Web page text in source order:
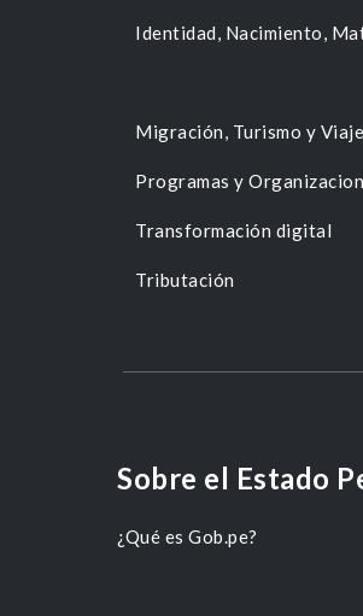
Identidad, Nacimiento,
Migración, Turismo y
Programas y
Transformación digital
Tributación
Sobre el Estado
¿Qué es Gob.pe?